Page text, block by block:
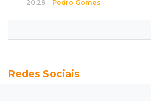
20:29 Pedro Gomes
Pantanal treina em Goiânia antes
Redes Sociais